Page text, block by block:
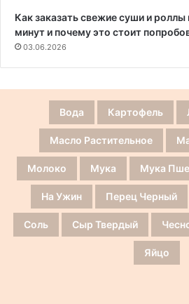
Как заказать свежие суши и
минут и почему это стоит
03.06.2026
Вода Картофель
Масло Растительное
Молоко Мука Мука
На Ужин Перец Черный
Соль Сыр Твердый
Яйцо